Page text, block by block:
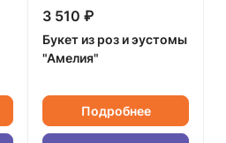
3 510 ₽
Букет из роз и эустомы
"Амелия"
Подробнее